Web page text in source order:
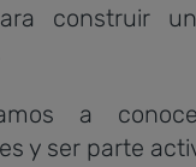
construir
a
y ser parte